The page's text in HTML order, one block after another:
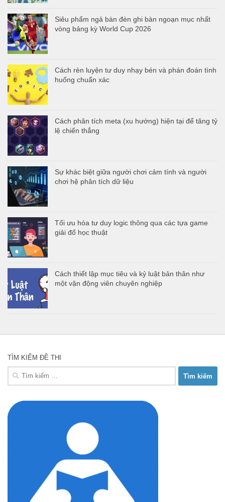
Siêu phẩm ngả bàn đèn ghi bàn ngoạn mục nhất
vòng bảng kỳ World Cup 2026
Cách rèn luyện tư duy nhạy bén và phán đoán tình
huống chuẩn xác
Cách phân tích meta (xu hướng) hiện tại để tăng tỷ
lệ chiến thắng
Sự khác biệt giữa người chơi cảm tính và người
chơi hệ phân tích dữ liệu
Tối ưu hóa tư duy logic thông qua các tựa game
giải đố học thuật
Cách thiết lập mục tiêu và kỷ luật bản thân như
một vận động viên chuyên nghiệp
TÌM KIẾM ĐỀ THI
Tìm